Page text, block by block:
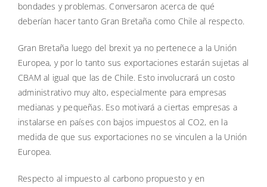
bondades y problemas. Conversaron acerca de qué
deberían hacer tanto Gran Bretaña como Chile al respecto.
Gran Bretaña luego del brexit ya no pertenece a la Unión
Europea, y por lo tanto sus exportaciones estarán sujetas al
CBAM al igual que las de Chile. Esto involucrará un costo
administrativo muy alto, especialmente para empresas
medianas y pequeñas. Eso motivará a ciertas empresas a
instalarse en países con bajos impuestos al CO2, en la
medida de que sus exportaciones no se vinculen a la Unión
Europea.
Respecto al impuesto al carbono propuesto y en